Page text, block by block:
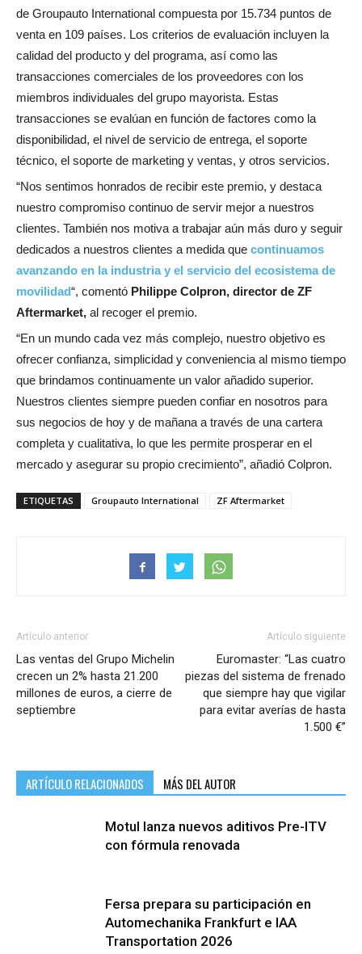
de Groupauto International compuesta por 15.734 puntos de
venta en 109 países. Los criterios de evaluación incluyen la
calidad del producto y del programa, así como las
transacciones comerciales de los proveedores con los
miembros individuales del grupo mayorista. Estas
transacciones se evalúan en función de factores como la
disponibilidad, el nivel de servicio de entrega, el soporte
técnico, el soporte de marketing y ventas, y otros servicios.
“Nos sentimos honrados de recibir este premio, y destaca
nuestro compromiso continuo de servir mejor a nuestros
clientes. También nos motiva a trabajar aún más duro y seguir
dedicados a nuestros clientes a medida que continuamos
avanzando en la industria y el servicio del ecosistema de
movilidad“, comentó Philippe Colpron, director de ZF
Aftermarket, al recoger el premio.
“En un mundo cada vez más complejo, nuestro objetivo es
ofrecer confianza, simplicidad y conveniencia al mismo tiempo
que brindamos continuamente un valor añadido superior.
Nuestros clientes siempre pueden confiar en nosotros para
sus negocios de hoy y de mañana a través de una cartera
completa y cualitativa, lo que les permite prosperar en el
mercado y asegurar su propio crecimiento”, añadió Colpron.
ETIQUETAS Groupauto International ZF Aftermarket
Artículo anterior
Las ventas del Grupo Michelin
crecen un 2% hasta 21.200
millones de euros, a cierre de
septiembre
Artículo siguiente
Euromaster: “Las cuatro
piezas del sistema de frenado
que siempre hay que vigilar
para evitar averías de hasta
1.500 €”
ARTÍCULO RELACIONADOS MÁS DEL AUTOR
Motul lanza nuevos aditivos Pre-ITV
con fórmula renovada
Fersa prepara su participación en
Automechanika Frankfurt e IAA
Transportation 2026